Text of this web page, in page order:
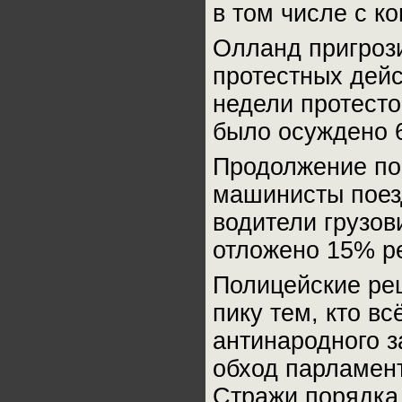
в том числе с
Олланд
протестных
недели
было осуждено
Продолжение
машинисты
водители
отложено 15%
Полицейские
пику тем, кто
антинародного
обход
Стражи